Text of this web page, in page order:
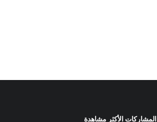
المشاركات الأكثر مشاهدة